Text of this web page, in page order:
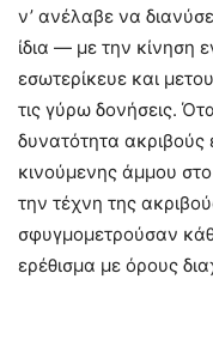
ν’ ανέλαβε να
ίδια — με την κίνηση
εσωτερίκευε και
τις γύρω δονήσεις.
δυνατότητα ακριβούς
κινούμενης άμμου στο
την τέχνη της
σφυγμομετρούσαν
ερέθισμα με όρους